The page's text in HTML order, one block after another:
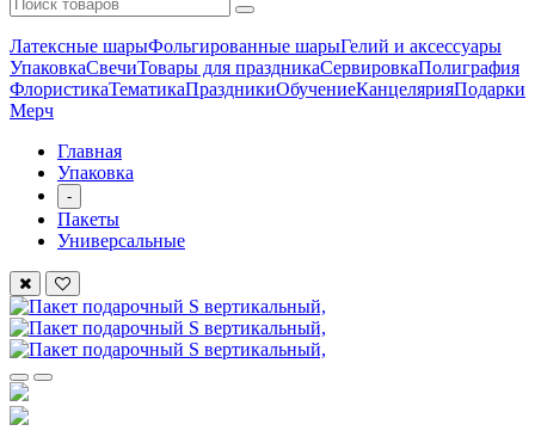
Латексные шарыФольгированные шарыГелий и аксессуары
УпаковкаСвечиТовары для праздникаСервировкаПолиграфия
ФлористикаТематикаПраздникиОбучениеКанцелярияПодарки
Мерч
Главная
Упаковка
-
Пакеты
Универсальные